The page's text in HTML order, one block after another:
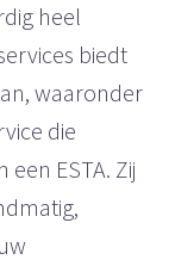
heel
biedt
waaronder
die
ESTA. Zij